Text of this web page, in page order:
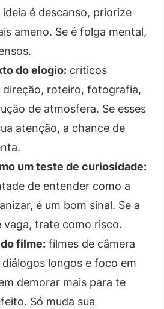
ideia é descanso, priorize
ameno. Se é folga mental,
do elogio: críticos
direção, roteiro, fotografia,
de atmosfera. Se esses
atenção, a chance de
um teste de curiosidade:
de entender como a
é um bom sinal. Se a
vaga, trate como risco.
filme: filmes de câmera
longos e foco em
demorar mais para te
Só muda sua